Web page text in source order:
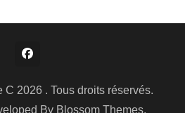
2026 . Tous droits réservés.
By Blossom Themes.